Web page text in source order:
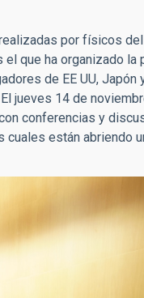
por físicos
el que ha organizado la
de EE UU, Japón
jueves 14 de
conferencias y
están abriendo